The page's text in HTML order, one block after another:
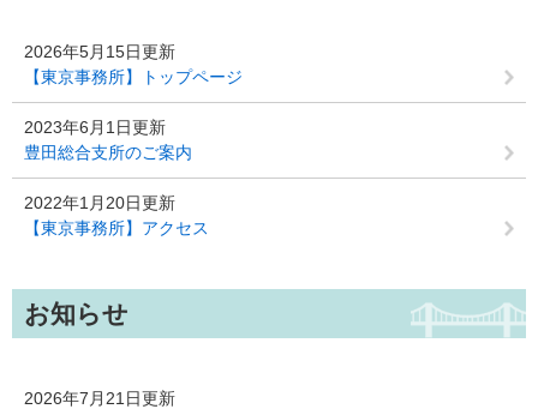
2026年5月15日更新
【東京事務所】トップページ
2023年6月1日更新
豊田総合支所のご案内
2022年1月20日更新
【東京事務所】アクセス
お知らせ
2026年7月21日更新